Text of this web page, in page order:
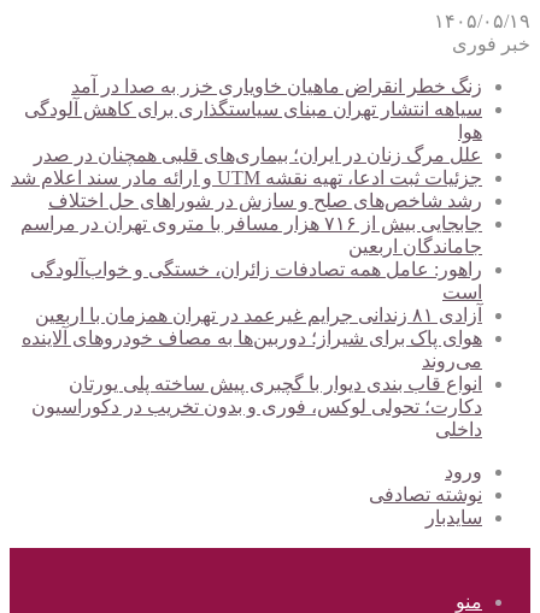
۱۴۰۵/۰۵/۱۹
خبر فوری
زنگ خطر انقراض ماهیان خاویاری خزر به صدا در آمد
سیاهه انتشار تهران مبنای سیاستگذاری برای کاهش آلودگی
هوا
علل مرگ زنان در ایران؛ بیماری‌های قلبی همچنان در صدر
جزئیات ثبت ادعا، تهیه نقشه UTM و ارائه مادر سند اعلام شد
رشد شاخص‌های صلح و سازش در شوراهای حل اختلاف
جابجایی بیش از ۷۱۶ هزار مسافر با متروی تهران در مراسم
جاماندگان اربعین
راهور: عامل همه تصادفات زائران، خستگی و خواب‌آلودگی
است
آزادی ۸۱ زندانی جرایم غیرعمد در تهران همزمان با اربعین
هوای پاک برای شیراز؛ دوربین‌ها به مصاف خودروهای آلاینده
می‌روند
انواع قاب بندی دیوار با گچبری پیش ساخته پلی یورتان
دکارت؛ تحولی لوکس، فوری و بدون تخریب در دکوراسیون
داخلی
ورود
نوشته تصادفی
سایدبار
منو